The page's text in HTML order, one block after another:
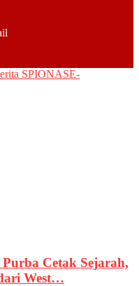
SPIONASE-
Cetak Sejarah,
West…